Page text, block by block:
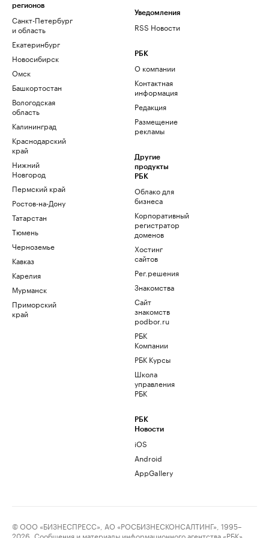
регионов
Санкт-Петербург
и область
Екатеринбург
Новосибирск
Омск
Башкортостан
Вологодская
область
Калининград
Краснодарский
край
Нижний
Новгород
Пермский край
Ростов-на-Дону
Татарстан
Тюмень
Черноземье
Кавказ
Карелия
Мурманск
Приморский
край
Уведомления
RSS Новости
РБК
О компании
Контактная
информация
Редакция
Размещение
рекламы
Другие
продукты
РБК
Облако для
бизнеса
Корпоративный
регистратор
доменов
Хостинг
сайтов
Рег.решения
Знакомства
Сайт
знакомств
podbor.ru
РБК
Компании
РБК Курсы
Школа
управления
РБК
РБК
Новости
iOS
Android
AppGallery
© ООО «БИЗНЕСПРЕСС», АО «РОСБИЗНЕСКОНСАЛТИНГ», 1995–
2026. Сообщения и материалы информационного агентства «РБК»